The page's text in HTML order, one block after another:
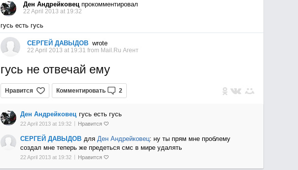
Ден Андрейковецпрокомментировал
22 April 2013 at 19:32
гусь есть гусь
СЕРГЕЙ ДАВЫДОВwrote
22 April 2013 at 19:31 from Mail.Ru Агент
гусь не отвечай ему
Нравится Комментировать 2
Ден Андрейковец гусь есть гусь
22 April 2013 at 19:32 Нравится
СЕРГЕЙ ДАВЫДОВ для Ден Андрейковец: ну ты прям мне проблему
создал мне теперь же предеться смс в мире удалять
22 April 2013 at 19:32 Нравится